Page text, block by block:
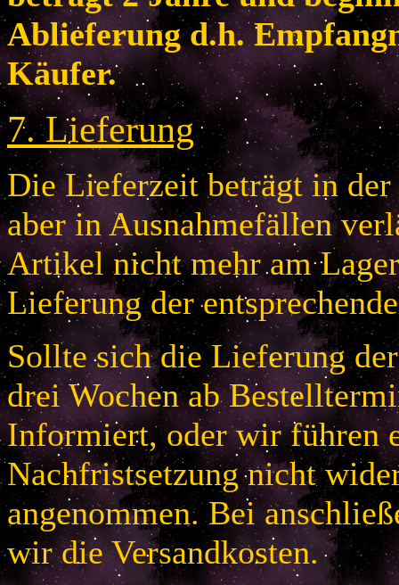
Ablieferung d.h.
Käufer.
7.Lieferung
Die Lieferzeit beträgt in der
aber in Ausnahmefällen
Artikel nicht mehr am
Lieferung der
Sollte sich die Lieferung
drei Wochen ab
Informiert, oder wir führen
Nachfristsetzung nicht
angenommen. Bei
wir die Versandkosten.